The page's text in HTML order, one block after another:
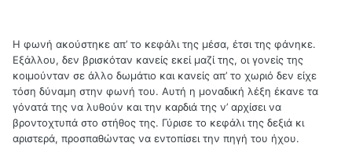
Η φωνή ακούστηκε απ’ το κεφάλι της μέσα, έτσι της φάνηκε.
Εξάλλου, δεν βρισκόταν κανείς εκεί μαζί της, οι γονείς της
κοιμούνταν σε άλλο δωμάτιο και κανείς απ’ το χωριό δεν είχε
τόση δύναμη στην φωνή του. Αυτή η μοναδική λέξη έκανε τα
γόνατά της να λυθούν και την καρδιά της ν’ αρχίσει να
βροντοχτυπά στο στήθος της. Γύρισε το κεφάλι της δεξιά κι
αριστερά, προσπαθώντας να εντοπίσει την πηγή του ήχου.